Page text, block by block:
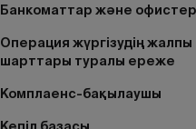
Банкоматтар және офистер
Операция жүргізудің жалпы
шарттары туралы ереже
Комплаенс-бақылаушы